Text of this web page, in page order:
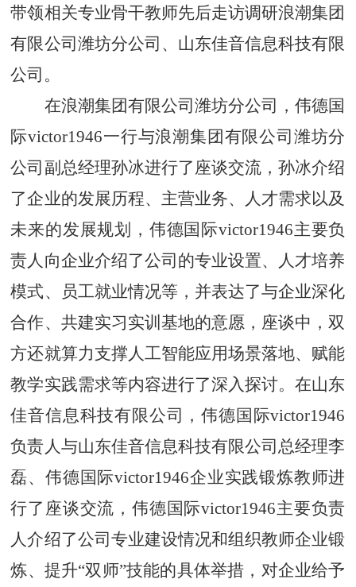
带领相关专业骨干教师先后走访调研浪潮集团
有限公司潍坊分公司、山东佳音信息科技有限
公司。
在浪潮集团有限公司潍坊分公司，伟德国
际victor1946一行与浪潮集团有限公司潍坊分
公司副总经理孙冰进行了座谈交流，孙冰介绍
了企业的发展历程、主营业务、人才需求以及
未来的发展规划，伟德国际victor1946主要负
责人向企业介绍了公司的专业设置、人才培养
模式、员工就业情况等，并表达了与企业深化
合作、共建实习实训基地的意愿，座谈中，双
方还就算力支撑人工智能应用场景落地、赋能
教学实践需求等内容进行了深入探讨。在山东
佳音信息科技有限公司，伟德国际victor1946
负责人与山东佳音信息科技有限公司总经理李
磊、伟德国际victor1946企业实践锻炼教师进
行了座谈交流，伟德国际victor1946主要负责
人介绍了公司专业建设情况和组织教师企业锻
炼、提升“双师”技能的具体举措，对企业给予